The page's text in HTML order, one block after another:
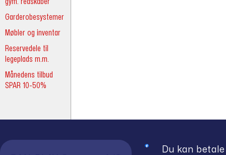
Garderobesystemer
Møbler og inventar
Reservedele til
legeplads m.m.
Månedens tilbud
SPAR 10-50%
Du kan betale